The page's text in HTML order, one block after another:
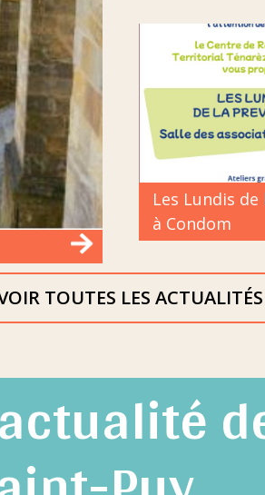
Les Lundis
à Condom
TOUTES LES ACTUALITÉS